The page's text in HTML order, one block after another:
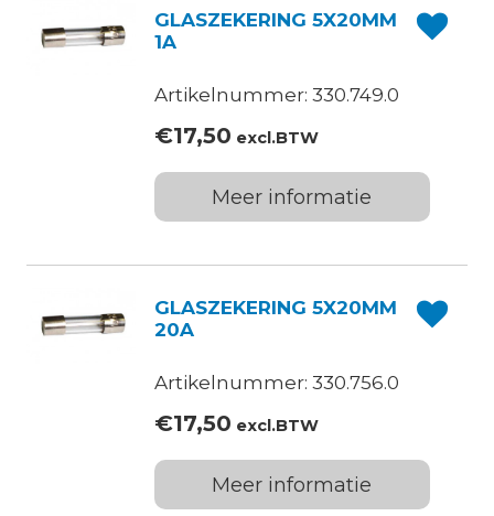
GLASZEKERING 5X20MM
1A
Artikelnummer: 330.749.0
€17,50 excl.BTW
Meer informatie
GLASZEKERING 5X20MM
20A
Artikelnummer: 330.756.0
€17,50 excl.BTW
Meer informatie